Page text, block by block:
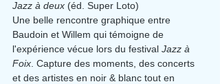
Jazz à deux (éd. Super Loto)
Une belle rencontre graphique entre
Baudoin et Willem qui témoigne de
l'expérience vécue lors du festival Jazz à
Foix . Capture des moments, des concerts
et des artistes en noir & blanc tout en